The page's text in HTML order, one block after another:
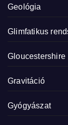
Geológia
Glimfatikus
Gloucestershire
Gravitáció
Gyógyászat